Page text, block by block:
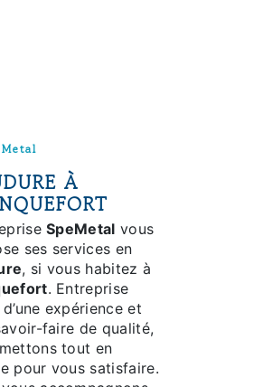
À
SpeMetal vous
ses services en
, si vous habitez à
. Entreprise
expérience et
faire de qualité,
tout en
pour vous satisfaire.